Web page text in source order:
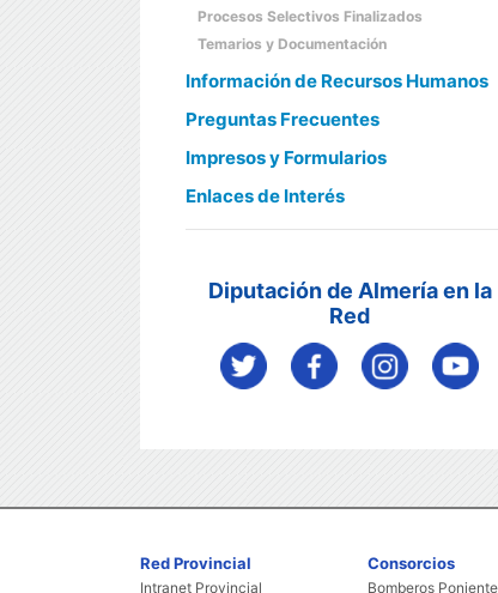
Procesos Selectivos Finalizados
Temarios y Documentación
Información de Recursos Humanos
Preguntas Frecuentes
Impresos y Formularios
Enlaces de Interés
Diputación de Almería en la
Red
Red Provincial
Intranet Provincial
Consorcios
Bomberos Poniente